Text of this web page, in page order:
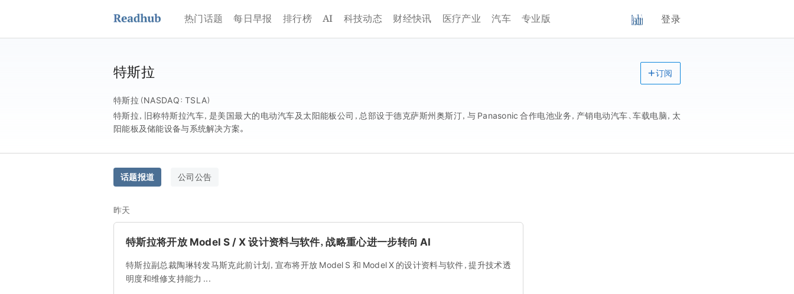
热门话题 每日早报 排行榜 AI 科技动态 财经快讯 医疗产业 汽车 专业版 登录
特斯拉
特斯拉（NASDAQ：TSLA）
特斯拉，旧称特斯拉汽车，是美国最大的电动汽车及太阳能板公司，总部设于德克萨斯州奥斯汀，与 Panasonic 合作电池业务，产销电动汽车、车载电脑，太
阳能板及储能设备与系统解决方案。
订阅
话题报道 公司公告
昨天
特斯拉将开放 Model S / X 设计资料与软件，战略重心进一步转向 AI
特斯拉副总裁陶琳转发马斯克此前计划，宣布将开放 Model S 和 Model X 的设计资料与软件，提升技术透
明度和维修支持能力 ...